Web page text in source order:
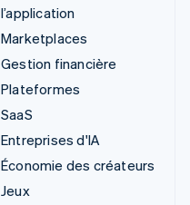
l’application
Marketplaces
Gestion financière
Plateformes
SaaS
Entreprises d'IA
Économie des créateurs
Jeux